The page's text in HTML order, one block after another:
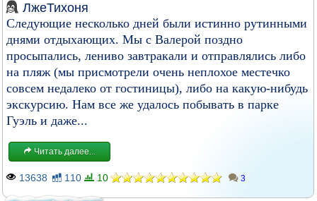
ЛжеТихоня
Следующие несколько дней были истинно рутинными
днями отдыхающих. Мы с Валерой поздно
просыпались, лениво завтракали и отправлялись либо
на пляж (мы присмотрели очень неплохое местечко
совсем недалеко от гостиницы), либо на какую-нибудь
экскурсию. Нам все же удалось побывать в парке
Гуэль и даже...
Читать далее...
13638 110 10 3